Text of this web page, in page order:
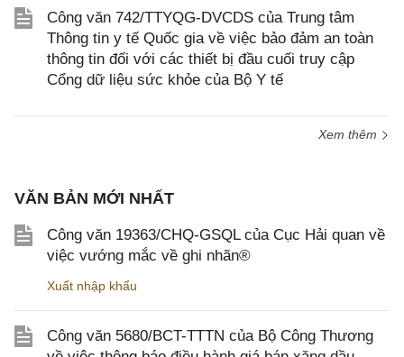
Công văn 742/TTYQG-DVCDS của Trung tâm
Thông tin y tế Quốc gia về việc bảo đảm an toàn
thông tin đối với các thiết bị đầu cuối truy cập
Cổng dữ liệu sức khỏe của Bộ Y tế
Xem thêm
VĂN BẢN MỚI NHẤT
Công văn 19363/CHQ-GSQL của Cục Hải quan về
việc vướng mắc về ghi nhãn®
Xuất nhập khẩu
Công văn 5680/BCT-TTTN của Bộ Công Thương